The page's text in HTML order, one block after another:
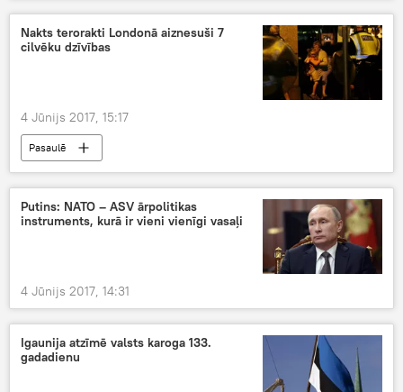
Nakts terorakti Londonā aiznesuši 7
cilvēku dzīvības
4 Jūnijs 2017, 15:17
Pasaulē
Putins: NATO – ASV ārpolitikas
instruments, kurā ir vieni vienīgi vasaļi
4 Jūnijs 2017, 14:31
Igaunija atzīmē valsts karoga 133.
gadadienu